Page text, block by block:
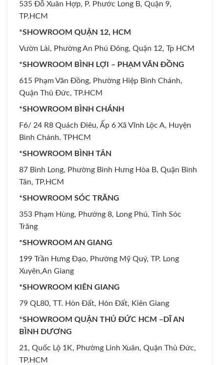
535 Đỗ Xuân Hợp, P. Phước Long B, Quận 9,
TP.HCM
*SHOWROOM QUẬN 12, HCM
Vườn Lài, Phường An Phú Đông, Quận 12, Tp HCM
*SHOWROOM BÌNH LỢI – PHẠM VĂN ĐỒNG
615 Phạm Văn Đồng, Phường Hiệp Bình Chánh,
Quận Thủ Đức, TP.HCM
*SHOWROOM BÌNH CHÁNH
F6/ 24 R8 Quách Điêu, Ấp 6 Xã Vĩnh Lộc A, Huyện
Bình Chánh. TPHCM
*SHOWROOM BÌNH TÂN
87 Bình Long, Phường Bình Hưng Hòa B, Quận Bình
Tân, TP.HCM
*SHOWROOM SÓC TRĂNG
353 Phạm Hùng, Phường 8, Long Phú, Tỉnh Sóc
Trăng
*SHOWROOM AN GIANG
199 Trần Hưng Đạo, Phường Mỹ Quý, TP. Long
Xuyên,An Giang
*SHOWROOM KIÊN GIANG
79 QL80, TT. Hòn Đất, Hòn Đất, Kiên Giang
*SHOWROOM QUẬN THỦ ĐỨC HCM –DĨ AN
BÌNH DƯƠNG
21, Quốc Lộ 1K, Phường Linh Xuân, Quận Thủ Đức,
TP.HCM